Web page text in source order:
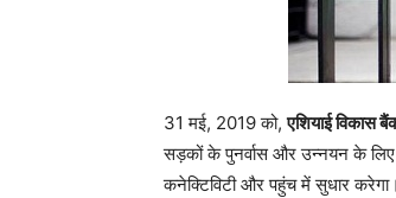
31 मई, 2019 को,एशियाई विकास
सड़कों के पुनर्वास और उन्नयन के लिए
कनेक्टिविटी और पहुंच में सुधार करेगा।